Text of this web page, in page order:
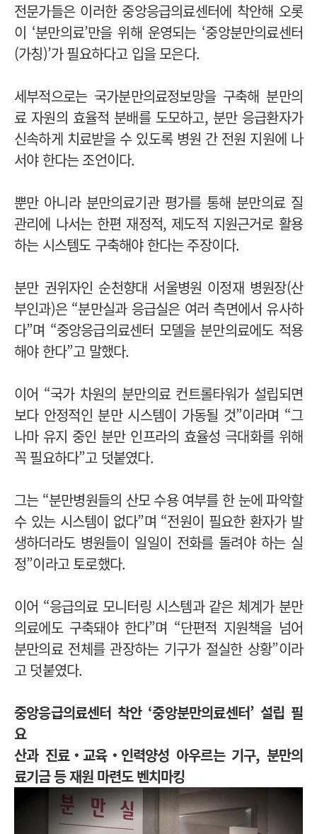
전문가들은 이러한 중앙응급의료센터에 착안해 오롯
이 ‘분만의료’만을 위해 운영되는 ‘중앙분만의료센터
(가칭)’가 필요하다고 입을 모은다.
세부적으로는 국가분만의료정보망을 구축해 분만의
료 자원의 효율적 분배를 도모하고, 분만 응급환자가
신속하게 치료받을 수 있도록 병원 간 전원 지원에 나
서야 한다는 조언이다.
뿐만 아니라 분만의료기관 평가를 통해 분만의료 질
관리에 나서는 한편 재정적, 제도적 지원근거로 활용
하는 시스템도 구축해야 한다는 주장이다.
분만 권위자인 순천향대 서울병원 이정재 병원장(산
부인과)은 “분만실과 응급실은 여러 측면에서 유사하
다”며 “중앙응급의료센터 모델을 분만의료에도 적용
해야 한다”고 말했다.
이어 “국가 차원의 분만의료 컨트롤타워가 설립되면
보다 안정적인 분만 시스템이 가동될 것”이라며 “그
나마 유지 중인 분만 인프라의 효율성 극대화를 위해
꼭 필요하다”고 덧붙였다.
그는 “분만병원들의 산모 수용 여부를 한 눈에 파악할
수 있는 시스템이 없다”며 “전원이 필요한 환자가 발
생하더라도 병원들이 일일이 전화를 돌려야 하는 실
정”이라고 토로했다.
이어 “응급의료 모니터링 시스템과 같은 체계가 분만
의료에도 구축돼야 한다”며 “단편적 지원책을 넘어
분만의료 전체를 관장하는 기구가 절실한 상황”이라
고 덧붙였다.
중앙응급의료센터 착안 ‘중앙분만의료센터’ 설립 필
요
산과 진료‧교육‧인력양성 아우르는 기구, 분만의
료기금 등 재원 마련도 벤치마킹